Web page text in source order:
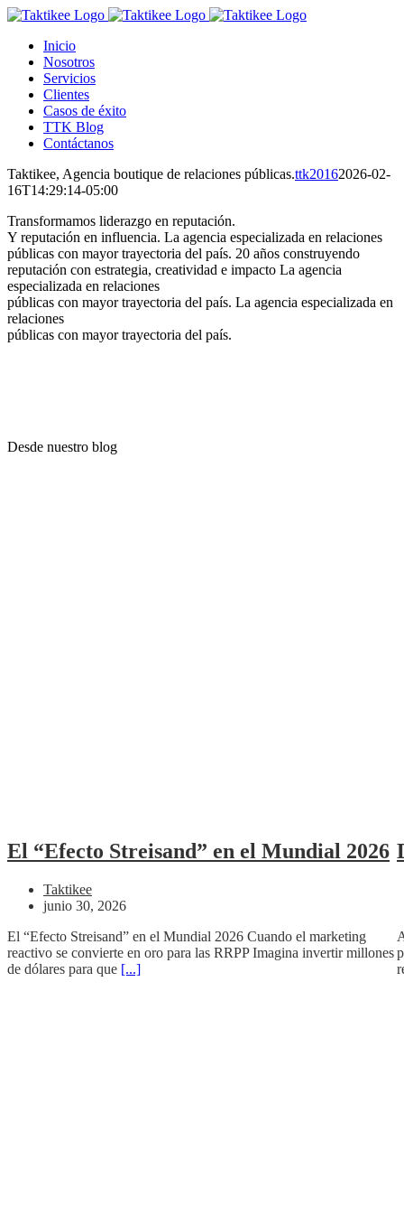
Saltar
contenido
Inicio
Nosotros
Servicios
Clientes
Casos de éxito
TTK Blog
Contáctanos
Taktikee, Agencia boutique de relaciones públicas.ttk20162026-02-
16T14:29:14-05:00
Transformamos liderazgo en reputación.
Y reputación en influencia. La agencia especializada en relaciones
públicas con mayor trayectoria del país. 20 años construyendo
reputación con estrategia, creatividad e impacto La agencia
especializada en relaciones
públicas con mayor trayectoria del país. La agencia especializada en
relaciones
públicas con mayor trayectoria del país.
Desde nuestro blog
El “Efecto Streisand” en el Mundial 2026
Taktikee
junio 30, 2026
El “Efecto Streisand” en el Mundial 2026 Cuando el marketing
reactivo se convierte en oro para las RRPP Imagina invertir millones
de dólares para que [...]